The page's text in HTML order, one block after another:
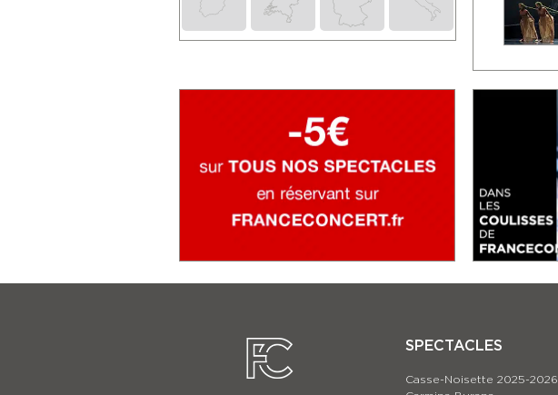
SPECTACLES
Casse-Noisette 2025-2026